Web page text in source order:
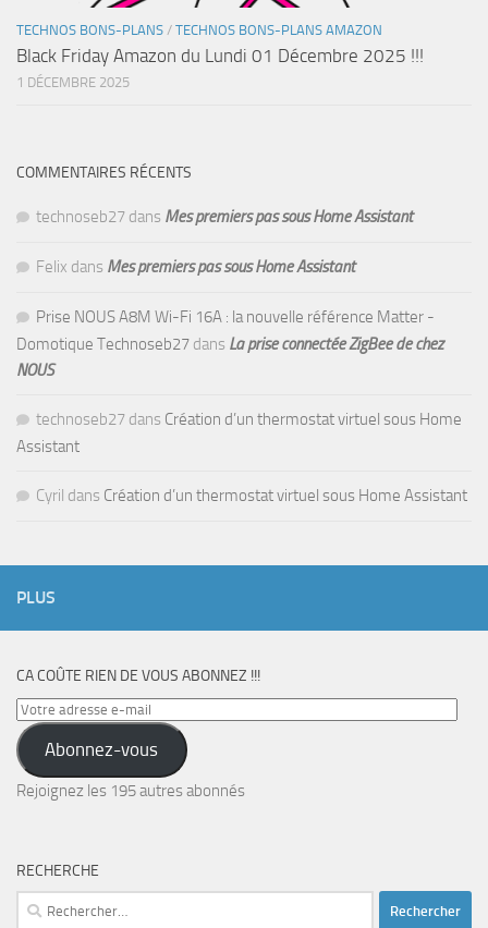
TECHNOS BONS-PLANS / TECHNOS BONS-PLANS AMAZON
Black Friday Amazon du Lundi 01 Décembre 2025 !!!
1 DÉCEMBRE 2025
COMMENTAIRES RÉCENTS
technoseb27 dans Mes premiers pas sous Home Assistant
Felix dans Mes premiers pas sous Home Assistant
Prise NOUS A8M Wi-Fi 16A : la nouvelle référence Matter -
Domotique Technoseb27 dans La prise connectée ZigBee de chez
NOUS
technoseb27 dans Création d’un thermostat virtuel sous Home
Assistant
Cyril dans Création d’un thermostat virtuel sous Home Assistant
PLUS
CA COÛTE RIEN DE VOUS ABONNEZ !!!
Votre
adresse
e-
mail
Abonnez-vous
Rejoignez les 195 autres abonnés
RECHERCHE
Rechercher :